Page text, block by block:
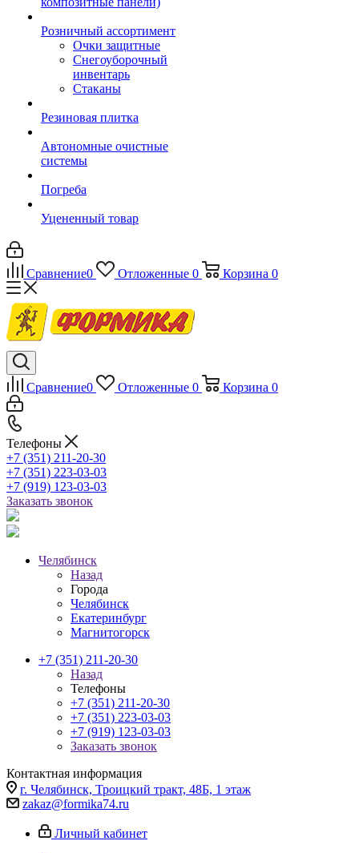
Розничный ассортимент
Очки защитные
Снегоуборочный
инвентарь
Стаканы
Резиновая плитка
Автономные очистные
системы
Погреба
Уцененный товар
Сравнение0 Отложенные 0 Корзина 0
Сравнение0 Отложенные 0 Корзина 0
Телефоны
+7 (351) 211-20-30
+7 (351) 223-03-03
+7 (919) 123-03-03
Заказать звонок
Челябинск
Назад
Города
Челябинск
Екатеринбург
Магнитогорск
+7 (351) 211-20-30
Назад
Телефоны
+7 (351) 211-20-30
+7 (351) 223-03-03
+7 (919) 123-03-03
Заказать звонок
Контактная информация
г. Челябинск, Троицкий тракт, 48Б, 1 этаж
zakaz@formika74.ru
Личный кабинет